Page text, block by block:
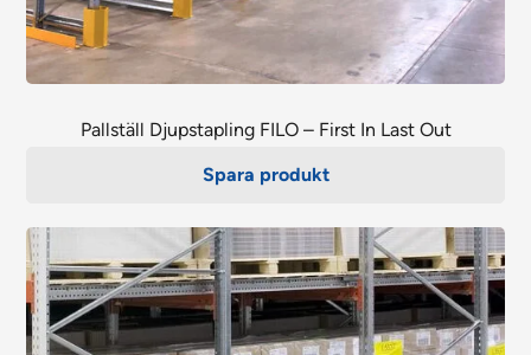
Pallställ Djupstapling FILO – First In Last Out
Spara produkt